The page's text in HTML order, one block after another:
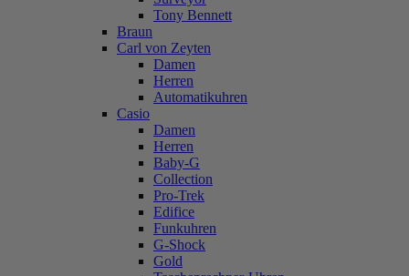
Tony Bennett
Braun
Carl von Zeyten
Damen
Herren
Automatikuhren
Casio
Damen
Herren
Baby-G
Collection
Pro-Trek
Edifice
Funkuhren
G-Shock
Gold